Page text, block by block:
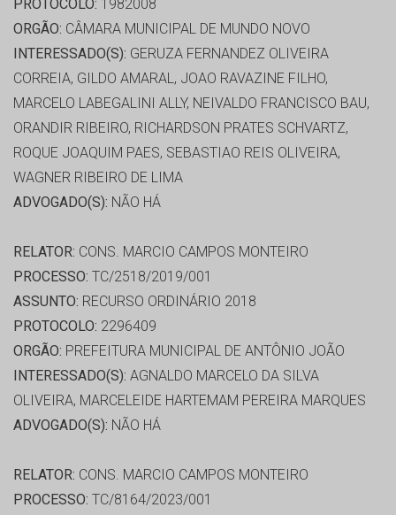
PROTOCOLO: 1982008
ORGÃO: CÂMARA MUNICIPAL DE MUNDO NOVO
INTERESSADO(S): GERUZA FERNANDEZ OLIVEIRA
CORREIA, GILDO AMARAL, JOAO RAVAZINE FILHO,
MARCELO LABEGALINI ALLY, NEIVALDO FRANCISCO BAU,
ORANDIR RIBEIRO, RICHARDSON PRATES SCHVARTZ,
ROQUE JOAQUIM PAES, SEBASTIAO REIS OLIVEIRA,
WAGNER RIBEIRO DE LIMA
ADVOGADO(S): NÃO HÁ
RELATOR: CONS. MARCIO CAMPOS MONTEIRO
PROCESSO: TC/2518/2019/001
ASSUNTO: RECURSO ORDINÁRIO 2018
PROTOCOLO: 2296409
ORGÃO: PREFEITURA MUNICIPAL DE ANTÔNIO JOÃO
INTERESSADO(S): AGNALDO MARCELO DA SILVA
OLIVEIRA, MARCELEIDE HARTEMAM PEREIRA MARQUES
ADVOGADO(S): NÃO HÁ
RELATOR: CONS. MARCIO CAMPOS MONTEIRO
PROCESSO: TC/8164/2023/001